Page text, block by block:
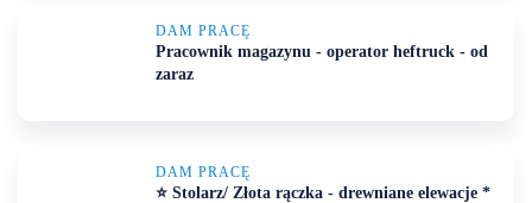
DAM PRACĘ
Pracownik magazynu - operator heftruck - od
zaraz
DAM PRACĘ
⭐ Stolarz/ Złota rączka - drewniane elewacje *